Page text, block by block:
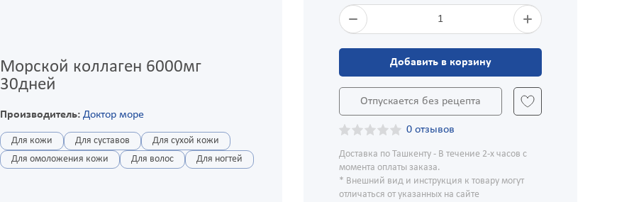
Морской коллаген 6000мг
30дней
Производитель: Доктор море
Для кожи Для суставов
Для сухой кожи
Для омоложения кожи
Для волос Для ногтей
1
Добавить в корзину
Отпускается без рецепта
0 отзывов
Доставка по Ташкенту - В течение 2-х часов с
момента оплаты заказа.
* Внешний вид и инструкция к товару могут
отличаться от указанных на сайте